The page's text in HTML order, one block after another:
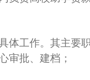
体工作。其主要
审批、建档；